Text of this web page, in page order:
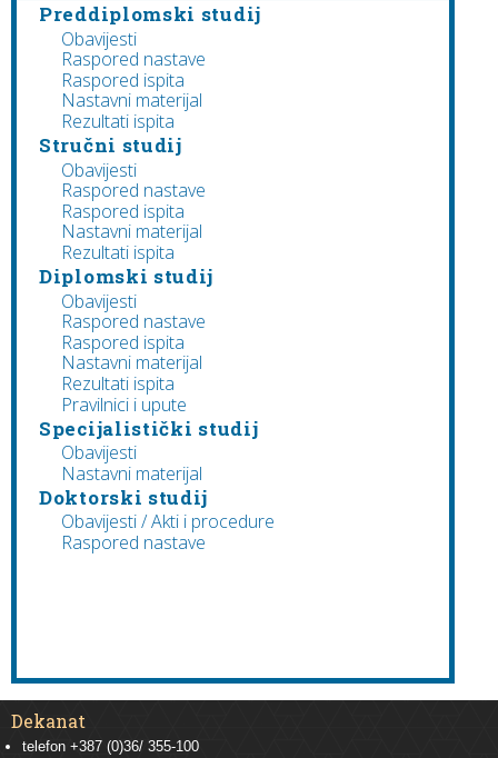
Preddiplomski studij
Obavijesti
Raspored nastave
Raspored ispita
Nastavni materijal
Rezultati ispita
Stručni studij
Obavijesti
Raspored nastave
Raspored ispita
Nastavni materijal
Rezultati ispita
Diplomski studij
Obavijesti
Raspored nastave
Raspored ispita
Nastavni materijal
Rezultati ispita
Pravilnici i upute
Specijalistički studij
Obavijesti
Nastavni materijal
Doktorski studij
Obavijesti / Akti i procedure
Raspored nastave
Dekanat
telefon +387 (0)36/ 355-100